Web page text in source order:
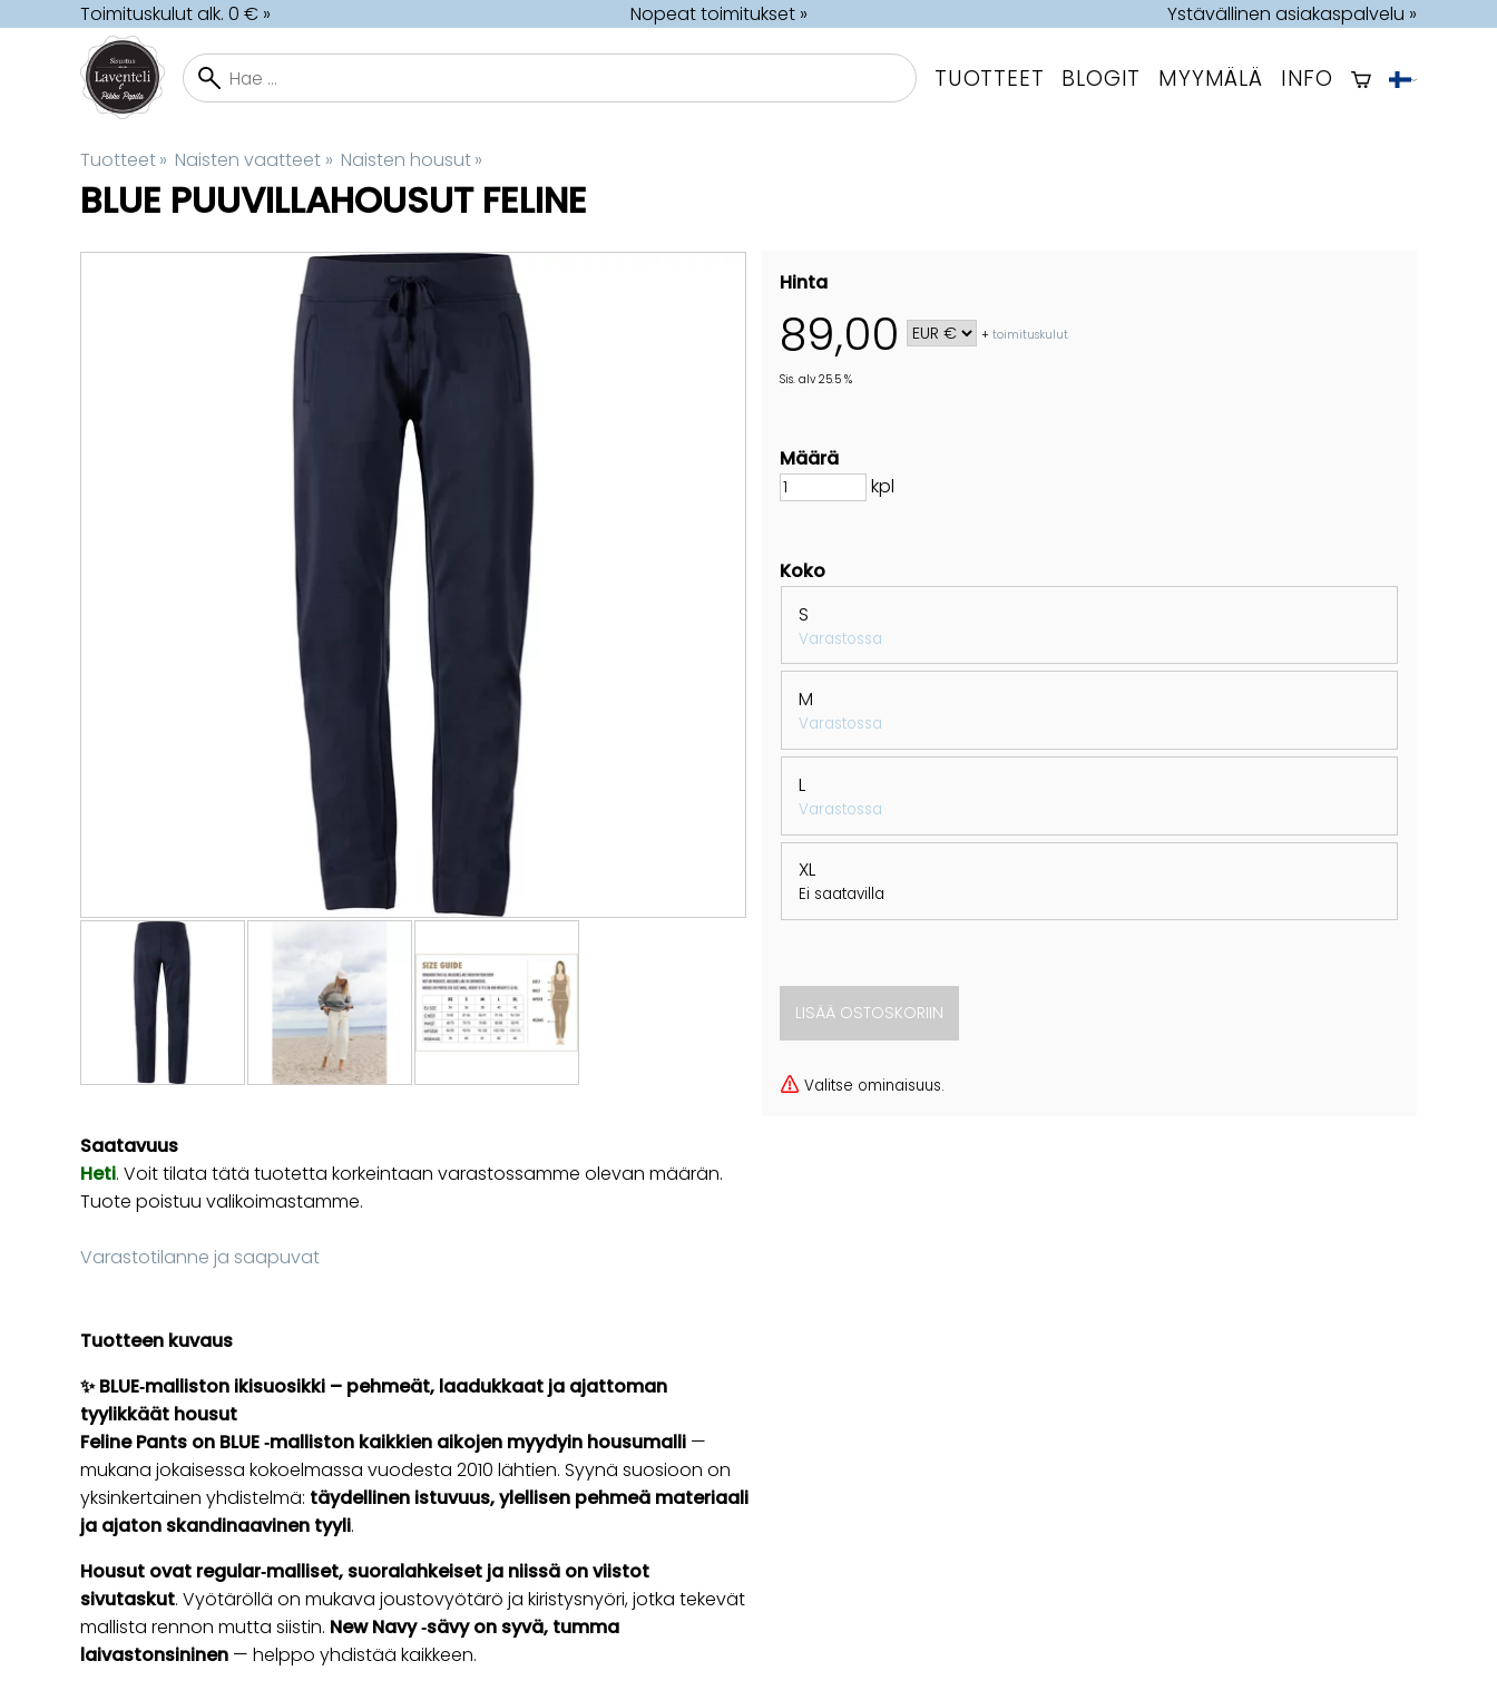
Toimituskulut alk. 0 € » Nopeat toimitukset » Ystävällinen asiakaspalvelu »
TUOTTEET BLOGIT MYYMÄLÄ INFO
Tuotteet‪» Naisten vaatteet ‪» Naisten housut‪»
BLUE PUUVILLAHOUSUT FELINE
Hinta
89,00 +toimituskulut
Sis. alv 25.5 %
Määrä
kpl
Koko
S
Varastossa
M
Varastossa
L
Varastossa
XL
Ei saatavilla
Valitse ominaisuus.
Saatavuus
Heti. Voit tilata tätä tuotetta korkeintaan varastossamme olevan määrän.
Tuote poistuu valikoimastamme.
Varastotilanne ja saapuvat
Tuotteen kuvaus
✨ BLUE‑malliston ikisuosikki – pehmeät, laadukkaat ja ajattoman
tyylikkäät housut
Feline Pants on BLUE ‑malliston kaikkien aikojen myydyin housumalli —
mukana jokaisessa kokoelmassa vuodesta 2010 lähtien. Syynä suosioon on
yksinkertainen yhdistelmä: täydellinen istuvuus, ylellisen pehmeä materiaali
ja ajaton skandinaavinen tyyli.
Housut ovat regular‑malliset, suoralahkeiset ja niissä on viistot
sivutaskut. Vyötäröllä on mukava joustovyötärö ja kiristysnyöri, jotka tekevät
mallista rennon mutta siistin. New Navy ‑sävy on syvä, tumma
laivastonsininen — helppo yhdistää kaikkeen.